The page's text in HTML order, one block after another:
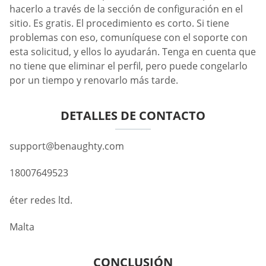
hacerlo a través de la sección de configuración en el
sitio. Es gratis. El procedimiento es corto. Si tiene
problemas con eso, comuníquese con el soporte con
esta solicitud, y ellos lo ayudarán. Tenga en cuenta que
no tiene que eliminar el perfil, pero puede congelarlo
por un tiempo y renovarlo más tarde.
DETALLES DE CONTACTO
support@benaughty.com
18007649523
éter redes ltd.
Malta
CONCLUSIÓN